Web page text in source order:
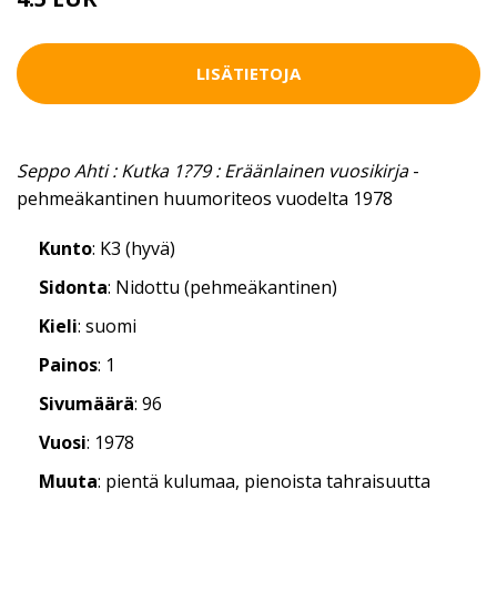
LISÄTIETOJA
Seppo Ahti : Kutka 1?79 : Eräänlainen vuosikirja-
pehmeäkantinen huumoriteos vuodelta 1978
Kunto: K3 (hyvä)
Sidonta: Nidottu (pehmeäkantinen)
Kieli: suomi
Painos: 1
Sivumäärä: 96
Vuosi: 1978
Muuta: pientä kulumaa, pienoista tahraisuutta